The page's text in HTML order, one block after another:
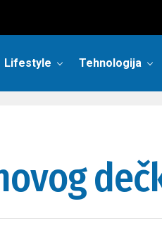
Lifestyle Tehnologija